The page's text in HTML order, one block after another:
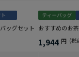
ッグセット おすすめのお
1,944 円 (税